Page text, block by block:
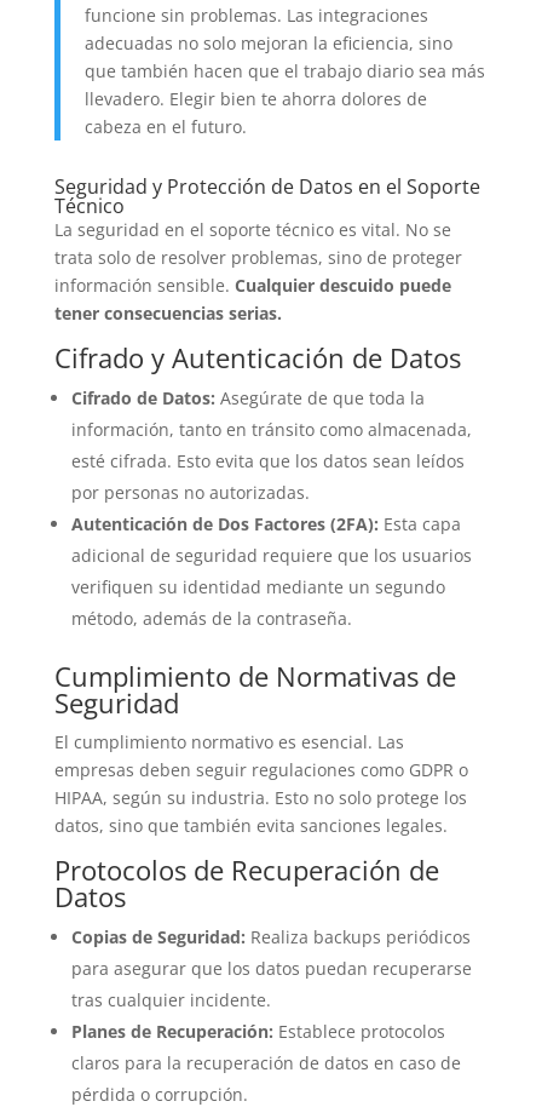
funcione sin problemas. Las integraciones
adecuadas no solo mejoran la eficiencia, sino
que también hacen que el trabajo diario sea más
llevadero. Elegir bien te ahorra dolores de
cabeza en el futuro.
Seguridad y Protección de Datos en el Soporte
Técnico
La seguridad en el soporte técnico es vital. No se
trata solo de resolver problemas, sino de proteger
información sensible. Cualquier descuido puede
tener consecuencias serias.
Cifrado y Autenticación de Datos
Cifrado de Datos: Asegúrate de que toda la
información, tanto en tránsito como almacenada,
esté cifrada. Esto evita que los datos sean leídos
por personas no autorizadas.
Autenticación de Dos Factores (2FA): Esta capa
adicional de seguridad requiere que los usuarios
verifiquen su identidad mediante un segundo
método, además de la contraseña.
Cumplimiento de Normativas de
Seguridad
El cumplimiento normativo es esencial. Las
empresas deben seguir regulaciones como GDPR o
HIPAA, según su industria. Esto no solo protege los
datos, sino que también evita sanciones legales.
Protocolos de Recuperación de
Datos
Copias de Seguridad: Realiza backups periódicos
para asegurar que los datos puedan recuperarse
tras cualquier incidente.
Planes de Recuperación: Establece protocolos
claros para la recuperación de datos en caso de
pérdida o corrupción.